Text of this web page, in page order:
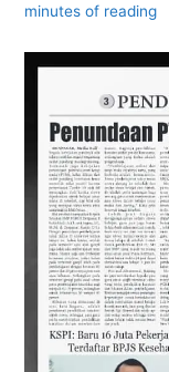
minutes of reading